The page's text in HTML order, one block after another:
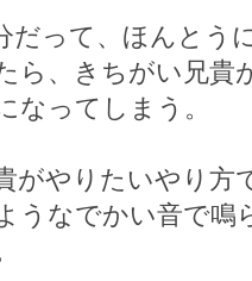
だって、ほんとう
ら、きちがい兄貴
なってしまう。
がやりたいやり方
うなでかい音で鳴